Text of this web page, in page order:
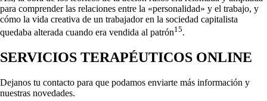
para comprender las relaciones entre la «personalidad» y el trabajo, y
cómo la vida creativa de un trabajador en la sociedad capitalis­ta
quedaba alterada cuando era vendida al patrón15.
SERVICIOS TERAPÉUTICOS ONLINE
Dejanos tu contacto para que podamos enviarte más información y
nuestras novedades.